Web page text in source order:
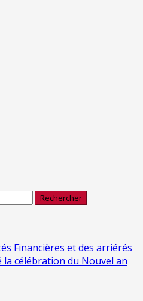
Financières et des arriérés
célébration du Nouvel an